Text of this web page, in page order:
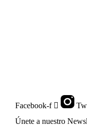
Facebook-f
Únete a nuestro